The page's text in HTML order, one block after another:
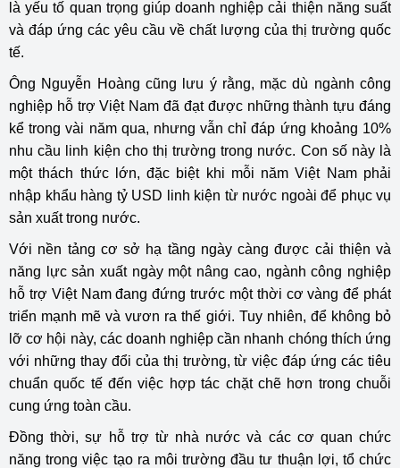
là yếu tố quan trọng giúp doanh nghiệp cải thiện năng suất
và đáp ứng các yêu cầu về chất lượng của thị trường quốc
tế.
Ông Nguyễn Hoàng cũng lưu ý rằng, mặc dù ngành công
nghiệp hỗ trợ Việt Nam đã đạt được những thành tựu đáng
kể trong vài năm qua, nhưng vẫn chỉ đáp ứng khoảng 10%
nhu cầu linh kiện cho thị trường trong nước. Con số này là
một thách thức lớn, đặc biệt khi mỗi năm Việt Nam phải
nhập khẩu hàng tỷ USD linh kiện từ nước ngoài để phục vụ
sản xuất trong nước.
Với nền tảng cơ sở hạ tầng ngày càng được cải thiện và
năng lực sản xuất ngày một nâng cao, ngành công nghiệp
hỗ trợ Việt Nam đang đứng trước một thời cơ vàng để phát
triển mạnh mẽ và vươn ra thế giới. Tuy nhiên, để không bỏ
lỡ cơ hội này, các doanh nghiệp cần nhanh chóng thích ứng
với những thay đổi của thị trường, từ việc đáp ứng các tiêu
chuẩn quốc tế đến việc hợp tác chặt chẽ hơn trong chuỗi
cung ứng toàn cầu.
Đồng thời, sự hỗ trợ từ nhà nước và các cơ quan chức
năng trong việc tạo ra môi trường đầu tư thuận lợi, tổ chức